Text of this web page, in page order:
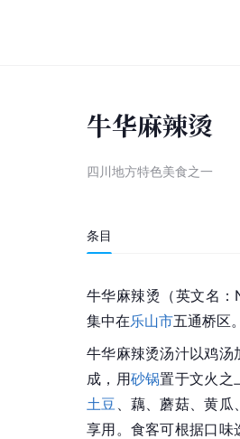
牛华麻辣烫
四川地方特色美食之一
条目
牛华麻辣烫（英文名
集中在乐山市五通桥区
牛华麻辣烫汤汁以鸡汤
成，用砂锅置于文火之
土豆 、藕、蘑菇、黄
享用。食客可根据口味